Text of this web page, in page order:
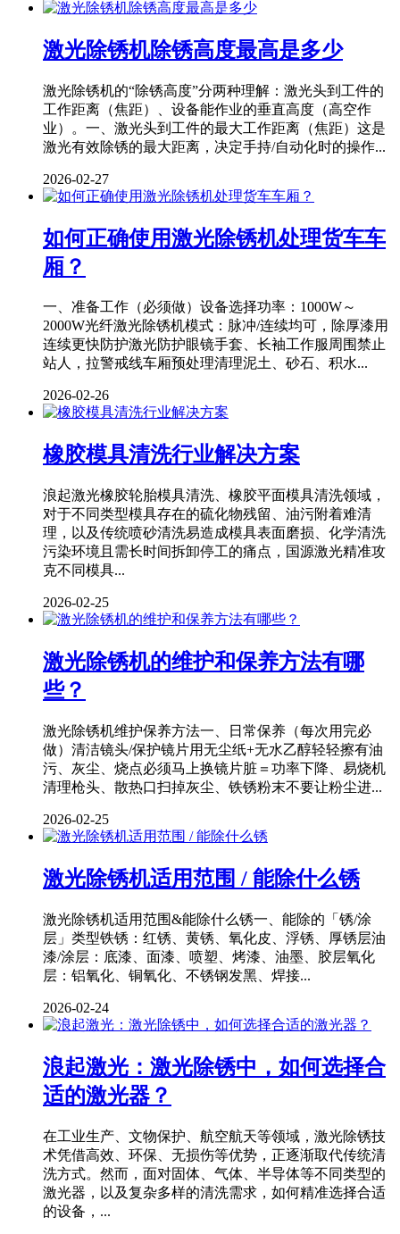
激光除锈机除锈高度最高是多少
激光除锈机的“除锈高度”分两种理解：激光头到工件的
工作距离（焦距）、设备能作业的垂直高度（高空作
业）。一、激光头到工件的最大工作距离（焦距）这是
激光有效除锈的最大距离，决定手持/自动化时的操作...
2026-02-27
如何正确使用激光除锈机处理货车车
厢？
一、准备工作（必须做）设备选择功率：1000W～
2000W光纤激光除锈机模式：脉冲/连续均可，除厚漆用
连续更快防护激光防护眼镜手套、长袖工作服周围禁止
站人，拉警戒线车厢预处理清理泥土、砂石、积水...
2026-02-26
橡胶模具清洗行业解决方案
浪起激光橡胶轮胎模具清洗、橡胶平面模具清洗领域，
对于不同类型模具存在的硫化物残留、油污附着难清
理，以及传统喷砂清洗易造成模具表面磨损、化学清洗
污染环境且需长时间拆卸停工的痛点，国源激光精准攻
克不同模具...
2026-02-25
激光除锈机的维护和保养方法有哪
些？
激光除锈机维护保养方法一、日常保养（每次用完必
做）清洁镜头/保护镜片用无尘纸+无水乙醇轻轻擦有油
污、灰尘、烧点必须马上换镜片脏＝功率下降、易烧机
清理枪头、散热口扫掉灰尘、铁锈粉末不要让粉尘进...
2026-02-25
激光除锈机适用范围 / 能除什么锈
激光除锈机适用范围&能除什么锈一、能除的「锈/涂
层」类型铁锈：红锈、黄锈、氧化皮、浮锈、厚锈层油
漆/涂层：底漆、面漆、喷塑、烤漆、油墨、胶层氧化
层：铝氧化、铜氧化、不锈钢发黑、焊接...
2026-02-24
浪起激光：激光除锈中，如何选择合
适的激光器？
在工业生产、文物保护、航空航天等领域，激光除锈技
术凭借高效、环保、无损伤等优势，正逐渐取代传统清
洗方式。然而，面对固体、气体、半导体等不同类型的
激光器，以及复杂多样的清洗需求，如何精准选择合适
的设备，...